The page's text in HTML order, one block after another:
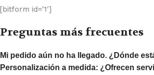
[bitform id='1′]
Preguntas más frecuentes
Mi pedido aún no ha llegado. ¿Dónde
Personalización a medida: ¿Ofrecen